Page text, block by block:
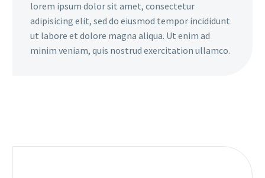
lorem ipsum dolor sit amet, consectetur
adipisicing elit, sed do eiusmod tempor incididunt
ut labore et dolore magna aliqua. Ut enim ad
minim veniam, quis nostrud exercitation ullamco.